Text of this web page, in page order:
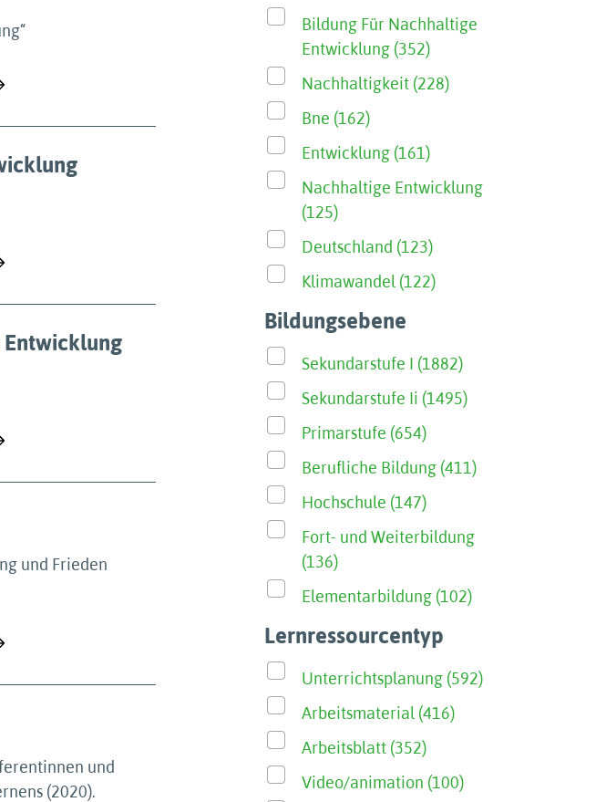
und Frieden
und
(2020).
Bildung Für Nachhaltige
Entwicklung (352)
Nachhaltigkeit (228)
Bne (162)
Entwicklung (161)
Nachhaltige Entwicklung
(125)
Deutschland (123)
Klimawandel (122)
Bildungsebene
Sekundarstufe I (1882)
Sekundarstufe Ii (1495)
Primarstufe (654)
Berufliche Bildung (411)
Hochschule (147)
Fort- und Weiterbildung
(136)
Elementarbildung (102)
Lernressourcentyp
Unterrichtsplanung (592)
Arbeitsmaterial (416)
Arbeitsblatt (352)
Video/animation (100)